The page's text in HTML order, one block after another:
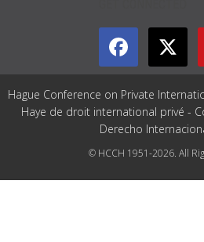
Hague Conference on Private
Haye de droit international privé -
Derecho
© HCCH 1951-2026. All